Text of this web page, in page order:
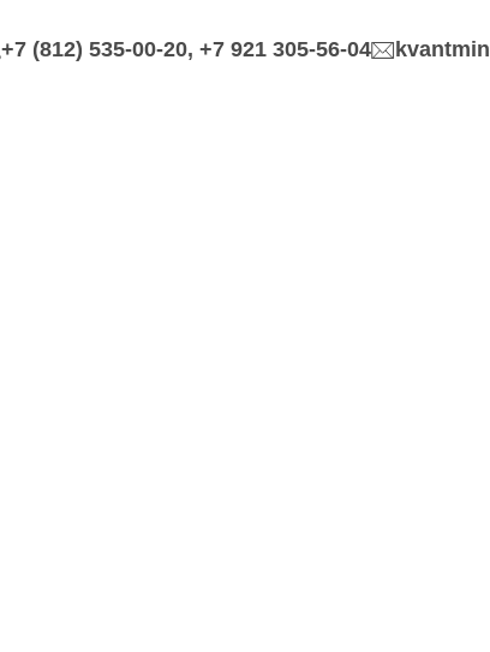
+7 (812) 535-00-20, +7 921 305-56-04